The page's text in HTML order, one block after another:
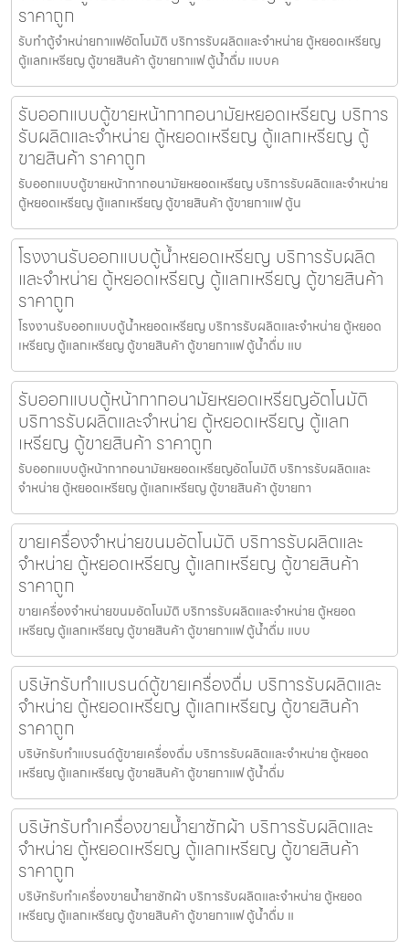
ราคาถูก
รับทำตู้จำหน่ายกาแฟ​อัตโนมัติ บริการรับผลิตและจำหน่าย ตู้หยอดเหรียญ
ตู้แลกเหรียญ ตู้ขายสินค้า ตู้ขายกาแฟ ตู้น้ำดื่ม แบบค
รับออกแบบตู้ขายหน้ากากอนามัยหยอดเหรียญ​​ บริการ
รับผลิตและจำหน่าย ตู้หยอดเหรียญ ตู้แลกเหรียญ ตู้
ขายสินค้า ราคาถูก
รับออกแบบตู้ขายหน้ากากอนามัยหยอดเหรียญ​​ บริการรับผลิตและจำหน่าย
ตู้หยอดเหรียญ ตู้แลกเหรียญ ตู้ขายสินค้า ตู้ขายกาแฟ ตู้น
โรงงานรับออกแบบตู้น้ำหยอดเหรียญ บริการรับผลิต
และจำหน่าย ตู้หยอดเหรียญ ตู้แลกเหรียญ ตู้ขายสินค้า
ราคาถูก
โรงงานรับออกแบบตู้น้ำหยอดเหรียญ บริการรับผลิตและจำหน่าย ตู้หยอด
เหรียญ ตู้แลกเหรียญ ตู้ขายสินค้า ตู้ขายกาแฟ ตู้น้ำดื่ม แบ
รับออกแบบตู้หน้ากากอนามัยหยอดเหรียญ​​​อัตโนมัติ
บริการรับผลิตและจำหน่าย ตู้หยอดเหรียญ ตู้แลก
เหรียญ ตู้ขายสินค้า ราคาถูก
รับออกแบบตู้หน้ากากอนามัยหยอดเหรียญ​​​อัตโนมัติ บริการรับผลิตและ
จำหน่าย ตู้หยอดเหรียญ ตู้แลกเหรียญ ตู้ขายสินค้า ตู้ขายกา
ขายเครื่องจำหน่ายขนม​อัตโนมัติ บริการรับผลิตและ
จำหน่าย ตู้หยอดเหรียญ ตู้แลกเหรียญ ตู้ขายสินค้า
ราคาถูก
ขายเครื่องจำหน่ายขนม​อัตโนมัติ บริการรับผลิตและจำหน่าย ตู้หยอด
เหรียญ ตู้แลกเหรียญ ตู้ขายสินค้า ตู้ขายกาแฟ ตู้น้ำดื่ม แบบ
บริษัทรับทำแบรนด์ตู้ขายเครื่องดื่ม บริการรับผลิตและ
จำหน่าย ตู้หยอดเหรียญ ตู้แลกเหรียญ ตู้ขายสินค้า
ราคาถูก
บริษัทรับทำแบรนด์ตู้ขายเครื่องดื่ม บริการรับผลิตและจำหน่าย ตู้หยอด
เหรียญ ตู้แลกเหรียญ ตู้ขายสินค้า ตู้ขายกาแฟ ตู้น้ำดื่ม
บริษัทรับทำเครื่องขายน้ำยาซักผ้า บริการรับผลิตและ
จำหน่าย ตู้หยอดเหรียญ ตู้แลกเหรียญ ตู้ขายสินค้า
ราคาถูก
บริษัทรับทำเครื่องขายน้ำยาซักผ้า บริการรับผลิตและจำหน่าย ตู้หยอด
เหรียญ ตู้แลกเหรียญ ตู้ขายสินค้า ตู้ขายกาแฟ ตู้น้ำดื่ม แ